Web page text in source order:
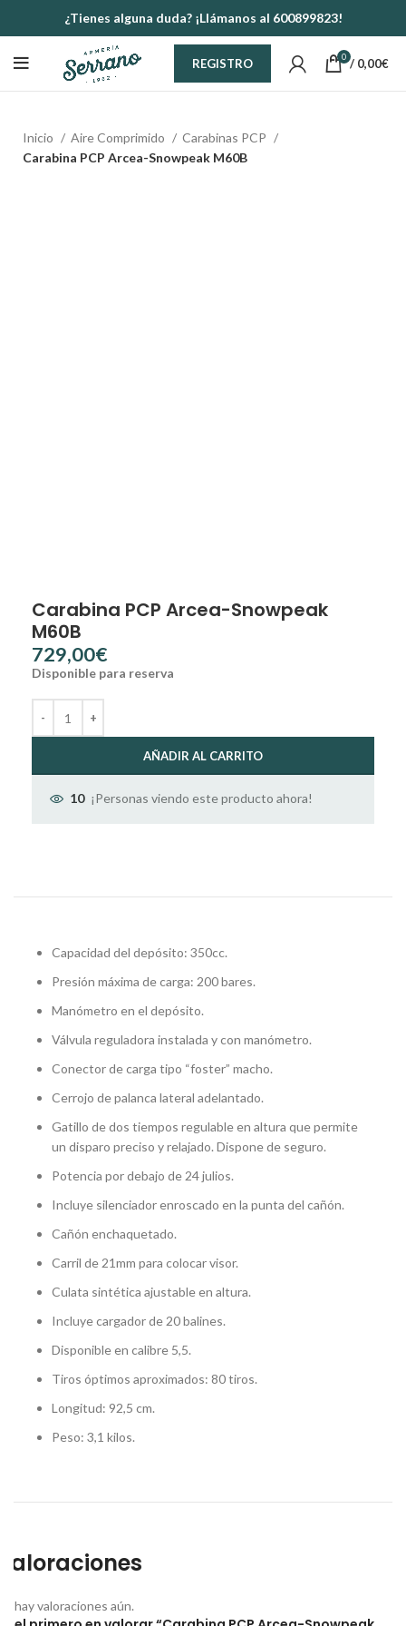
¿Tienes alguna duda? ¡Llámanos al 600899823!
REGISTRO 0 / 0,00€
Inicio Aire Comprimido
Carabinas PCP
Carabina PCP Arcea-Snowpeak M60B
Carabina PCP Arcea-Snowpeak
M60B
€
Disponible para reserva
AÑADIR AL CARRITO
10 ¡Personas viendo este producto ahora!
Capacidad del depósito: 350cc.
Presión máxima de carga: 200 bares.
Manómetro en el depósito.
Válvula reguladora instalada y con manómetro.
Conector de carga tipo “foster” macho.
Cerrojo de palanca lateral adelantado.
Gatillo de dos tiempos regulable en altura que permite
un disparo preciso y relajado. Dispone de seguro.
Potencia por debajo de 24 julios.
Incluye silenciador enroscado en la punta del cañón.
Cañón enchaquetado.
Carril de 21mm para colocar visor.
Culata sintética ajustable en altura.
Incluye cargador de 20 balines.
Disponible en calibre 5,5.
Tiros óptimos aproximados: 80 tiros.
Longitud: 92,5 cm.
Peso: 3,1 kilos.
hay valoraciones aún.